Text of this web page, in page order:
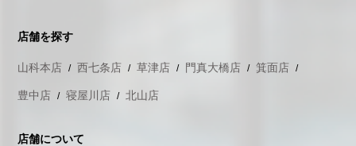
店舗を探す
山科本店 西七条店 草津店 門真大橋店 箕面店
豊中店 寝屋川店 北山店
店舗について